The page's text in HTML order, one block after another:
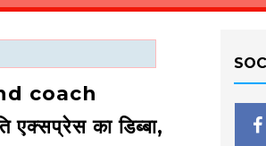
coach
का डिब्बा,